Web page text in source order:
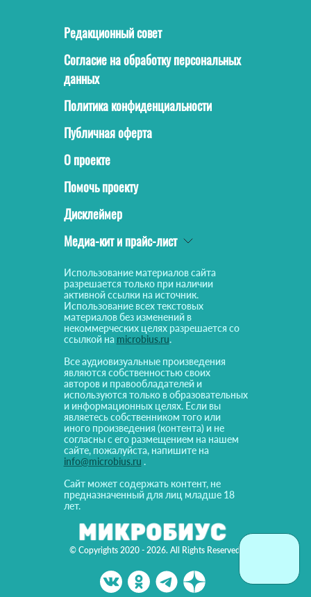
© Copyrights 2020 - 2026. All Rights Reserved!
Редакционный совет
Согласие на обработку персональных
данных
Политика конфиденциальности
Публичная оферта
О проекте
Помочь проекту
Дисклеймер
Медиа-кит и прайс-лист
Использование материалов сайта
разрешается только при наличии
активной ссылки на источник.
Использование всех текстовых
материалов без изменений в
некоммерческих целях разрешается со
ссылкой на microbius.ru.
Все аудиовизуальные произведения
являются собственностью своих
авторов и правообладателей и
используются только в образовательных
и информационных целях. Если вы
являетесь собственником того или
иного произведения (контента) и не
согласны с его размещением на нашем
сайте, пожалуйста, напишите на
info@microbius.ru .
Сайт может содержать контент, не
предназначенный для лиц младше 18
лет.